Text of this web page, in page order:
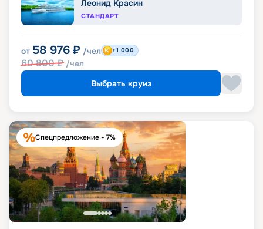
Леонид Красин
СТАНДАРТ
от 58 976 ₽ /чел
60 800₽ /чел
+1 000
Выбрать круиз
Спецпредложение - 7%